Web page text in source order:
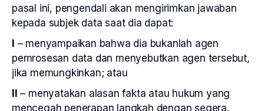
pasal ini, pengendali akan mengirimkan jawaban
kepada subjek data saat dia dapat:
– menyampaikan bahwa dia bukanlah agen
pemrosesan data dan menyebutkan agen tersebut,
jika memungkinkan; atau
– menyatakan alasan fakta atau hukum yang
mencegah penerapan langkah dengan segera.